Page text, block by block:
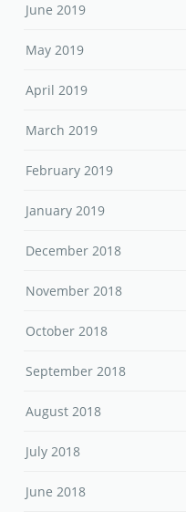
June 2019
May 2019
April 2019
March 2019
February 2019
January 2019
December 2018
November 2018
October 2018
September 2018
August 2018
July 2018
June 2018